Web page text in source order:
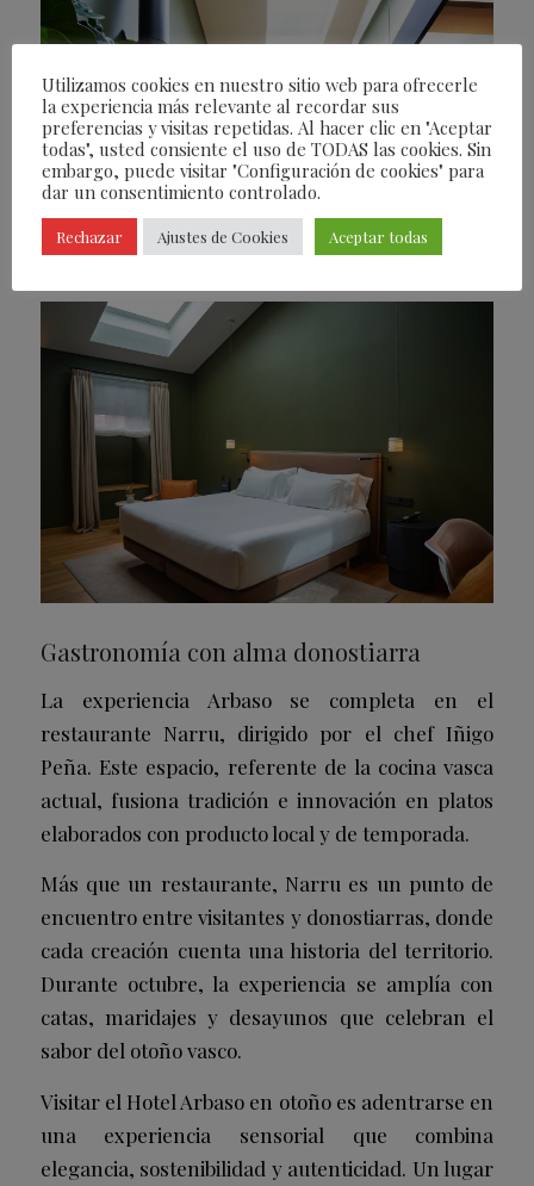
Gastronomía con alma donostiarra
La experiencia Arbaso se completa en el
restaurante Narru, dirigido por el chef Iñigo
Peña. Este espacio, referente de la cocina vasca
actual, fusiona tradición e innovación en platos
elaborados con producto local y de temporada.
Más que un restaurante, Narru es un punto de
encuentro entre visitantes y donostiarras, donde
cada creación cuenta una historia del territorio.
Durante octubre, la experiencia se amplía con
catas, maridajes y desayunos que celebran el
sabor del otoño vasco.
Visitar el Hotel Arbaso en otoño es adentrarse en
una experiencia sensorial que combina
elegancia, sostenibilidad y autenticidad. Un lugar
Utilizamos cookies en nuestro sitio web para ofrecerle
la experiencia más relevante al recordar sus
preferencias y visitas repetidas. Al hacer clic en "Aceptar
todas", usted consiente el uso de TODAS las cookies. Sin
embargo, puede visitar "Configuración de cookies" para
dar un consentimiento controlado.
Rechazar Ajustes de Cookies Aceptar todas